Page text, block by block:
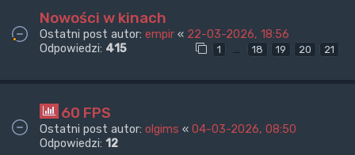
Nowości w kinach
Ostatni post autor: empir « 22-03-2026, 18:56
Odpowiedzi: 415 1 … 18 19 20 21
60 FPS
Ostatni post autor: olgims « 04-03-2026, 08:50
Odpowiedzi: 12